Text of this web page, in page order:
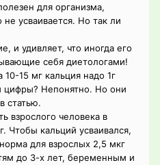
для организма,
не усваивается. Но так ли
и удивляет, что иногда его
себя диетологами!
15 мг кальция надо 1г
цифры? Непонятно. Но они
статью.
взрослого человека в
Чтобы кальций усваивался,
для взрослых 2,5 мкг
до 3-х лет, беременным и